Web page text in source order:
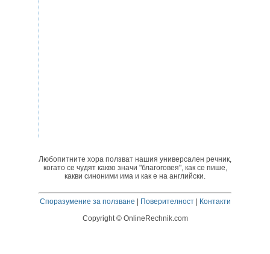
Любопитните хора ползват нашия универсален речник,
когато се чудят какво значи "благоговея", как се пише,
какви синоними има и как е на английски.
Споразумение за ползване Поверителност|
Контакти
Copyright © OnlineRechnik.com